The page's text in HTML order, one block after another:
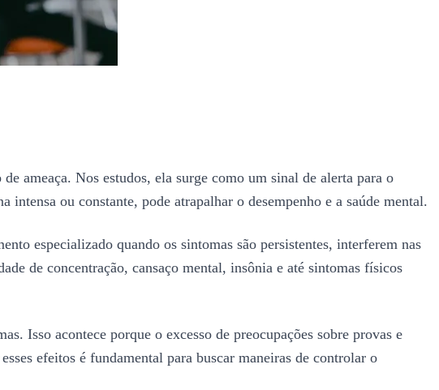
ameaça. Nos estudos, ela surge como um sinal de alerta para o
intensa ou constante, pode atrapalhar o desempenho e a saúde mental.
especializado quando os sintomas são persistentes, interferem nas
de concentração, cansaço mental, insônia e até sintomas físicos
Isso acontece porque o excesso de preocupações sobre provas e
efeitos é fundamental para buscar maneiras de controlar o